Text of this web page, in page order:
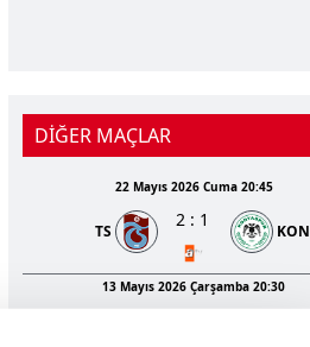
Stadyumu
Zemin Durumu
516 km
DİĞER MAÇLAR
22 Mayıs 2026 Cuma 20:45
TS
2 : 1
KON
13 Mayıs 2026 Çarşamba 20:30